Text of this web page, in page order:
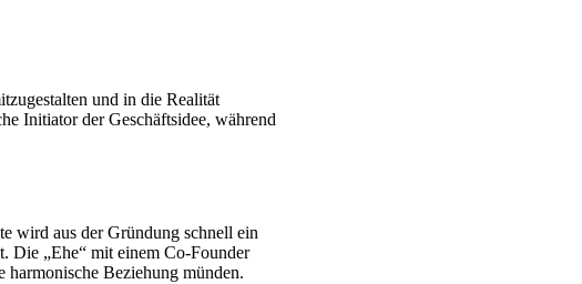
und in die Realität
Initiator der Geschäftsidee, während
wird aus der Gründung schnell ein
Die „Ehe“ mit einem Co-Founder
harmonische Beziehung münden.